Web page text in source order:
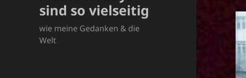
sind so vielseitig
wie meine Gedanken & die
Welt